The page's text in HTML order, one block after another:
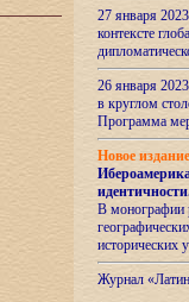
27 января
контексте
26 января
в круглом
Программа
Новое
идентичности
В монографии
исторических
Журнал